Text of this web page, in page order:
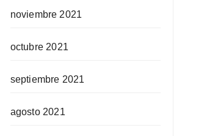
noviembre 2021
octubre 2021
septiembre 2021
agosto 2021